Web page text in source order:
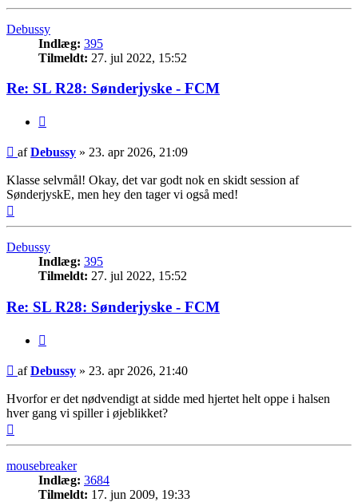
Debussy
Indlæg: 395
Tilmeldt: 27. jul 2022, 15:52
Re: SL R28: Sønderjyske - FCM
Indlæg
afDebussy » 23. apr 2026, 21:09
Klasse selvmål! Okay, det var godt nok en skidt session af
SønderjyskE, men hey den tager vi også med!
Debussy
Indlæg: 395
Tilmeldt: 27. jul 2022, 15:52
Re: SL R28: Sønderjyske - FCM
Indlæg
afDebussy » 23. apr 2026, 21:40
Hvorfor er det nødvendigt at sidde med hjertet helt oppe i halsen
hver gang vi spiller i øjeblikket?
mousebreaker
Indlæg: 3684
Tilmeldt: 17. jun 2009, 19:33